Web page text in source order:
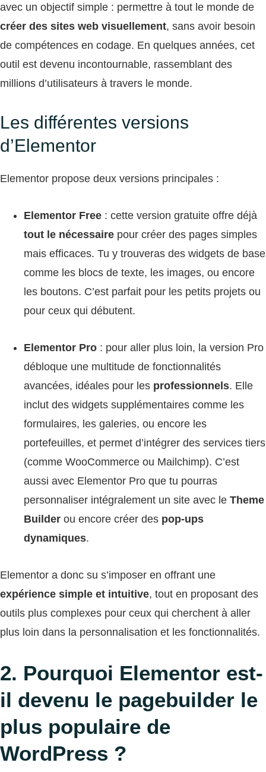
avec un objectif simple : permettre à tout le monde de
créer des sites web visuellement, sans avoir besoin
de compétences en codage. En quelques années, cet
outil est devenu incontournable, rassemblant des
millions d’utilisateurs à travers le monde.
Les différentes versions
d’Elementor
Elementor propose deux versions principales :
Elementor Free : cette version gratuite offre déjà
tout le nécessaire pour créer des pages simples
mais efficaces. Tu y trouveras des widgets de base
comme les blocs de texte, les images, ou encore
les boutons. C’est parfait pour les petits projets ou
pour ceux qui débutent.
Elementor Pro : pour aller plus loin, la version Pro
débloque une multitude de fonctionnalités
avancées, idéales pour les professionnels. Elle
inclut des widgets supplémentaires comme les
formulaires, les galeries, ou encore les
portefeuilles, et permet d’intégrer des services tiers
(comme WooCommerce ou Mailchimp). C’est
aussi avec Elementor Pro que tu pourras
personnaliser intégralement un site avec le Theme
Builder ou encore créer des pop-ups
dynamiques.
Elementor a donc su s’imposer en offrant une
expérience simple et intuitive, tout en proposant des
outils plus complexes pour ceux qui cherchent à aller
plus loin dans la personnalisation et les fonctionnalités.
2. Pourquoi Elementor est-
il devenu le pagebuilder le
plus populaire de
WordPress ?